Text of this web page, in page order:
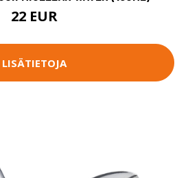
22 EUR
LISÄTIETOJA